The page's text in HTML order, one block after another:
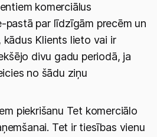
komerciālus
pastā par līdzīgām precēm un
kādus Klients lieto vai ir
divu gadu periodā, ja
no šādu ziņu
piekrišanu Tet komerciālo
Tet ir tiesības vienu